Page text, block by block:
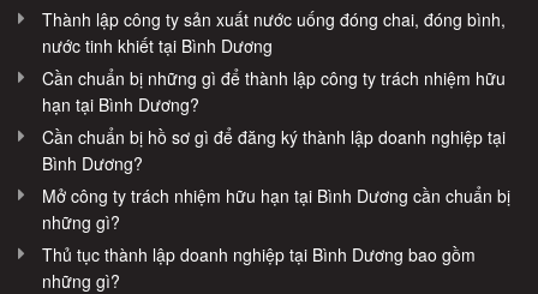
Thành lập công ty sản xuất nước uống đóng chai, đóng bình,
nước tinh khiết tại Bình Dương
Cần chuẩn bị những gì để thành lập công ty trách nhiệm hữu
hạn tại Bình Dương?
Cần chuẩn bị hồ sơ gì để đăng ký thành lập doanh nghiệp tại
Bình Dương?
Mở công ty trách nhiệm hữu hạn tại Bình Dương cần chuẩn bị
những gì?
Thủ tục thành lập doanh nghiệp tại Bình Dương bao gồm
những gì?